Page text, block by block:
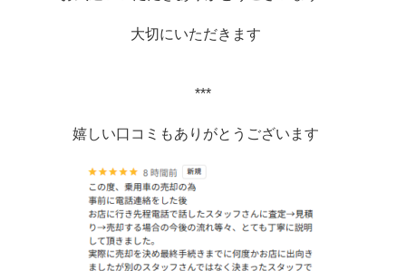
大切にいただきます
***
嬉しい口コミもありがとうございます